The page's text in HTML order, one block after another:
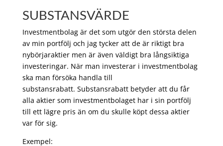
SUBSTANSVÄRDE
Investmentbolag är det som utgör den största delen
av min portfölj och jag tycker att de är riktigt bra
nybörjaraktier men är även väldigt bra långsiktiga
investeringar. När man investerar i investmentbolag
ska man försöka handla till
substansrabatt. Substansrabatt betyder att du får
alla aktier som investmentbolaget har i sin portfölj
till ett lägre pris än om du skulle köpt dessa aktier
var för sig.
Exempel: